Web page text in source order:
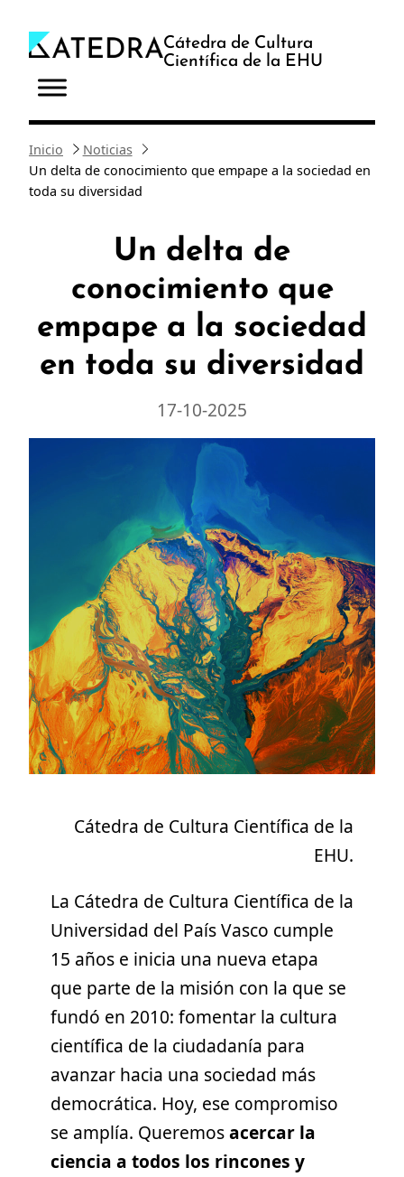
contenido
Cátedra de Cultura
Científica de la EHU
Inicio
Noticias
Un delta de conocimiento que empape a la sociedad en
toda su diversidad
Un delta de
conocimiento que
empape a la sociedad
en toda su diversidad
17-10-2025
Cátedra de Cultura Científica de la
EHU.
La Cátedra de Cultura Científica de la
Universidad del País Vasco cumple
15 años e inicia una nueva etapa
que parte de la misión con la que se
fundó en 2010: fomentar la cultura
científica de la ciudadanía para
avanzar hacia una sociedad más
democrática. Hoy, ese compromiso
se amplía. Queremosacercar la
ciencia a todos los rincones y